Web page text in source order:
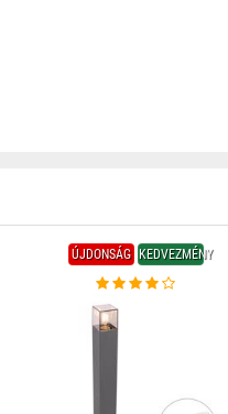
ÚJDONSÁG KEDVEZMÉNY